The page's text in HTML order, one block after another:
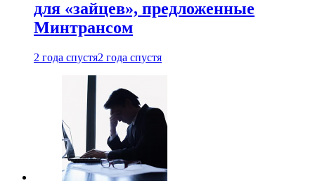
для «зайцев», предложенные
Минтрансом
2 года спустя2 года спустя